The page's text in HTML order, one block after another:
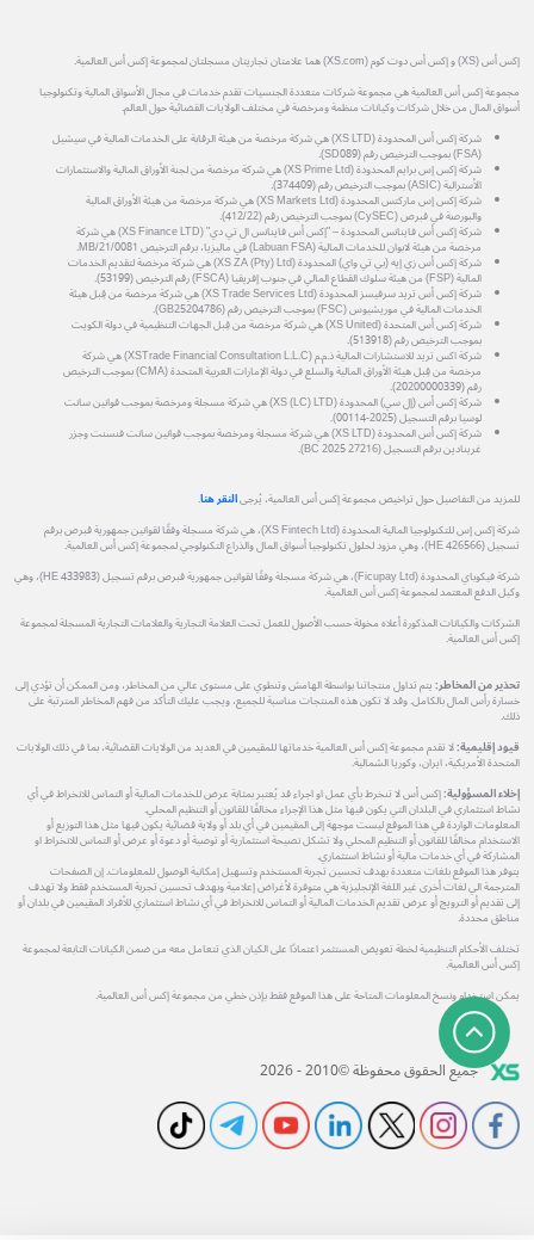
إكس أس (XS) و إكس أس دوت كوم (XS.com) هما علامتان تجاريتان مسجلتان لمجموعة إكس أس العالمية.
مجموعة إكس أس العالمية هي مجموعة شركات متعددة الجنسيات تقدم خدمات في مجال الأسواق المالية وتكنولوجيا
أسواق المال من خلال شركات وكيانات منظمة ومرخصة في مختلف الولايات القضائية حول العالم.
شركة إكس أس المحدودة (XS LTD) هي شركة مرخصة من هيئة الرقابة على الخدمات المالية في سيشيل
(FSA) بموجب الترخيص رقم (SD089).
شركة إكس إس برايم المحدودة (XS Prime Ltd) هي شركة مرخصة من لجنة الأوراق المالية والاستثمارات
الأسترالية (ASIC) بموجب الترخيص رقم (374409).
شركة إكس إس ماركتس المحدودة (XS Markets Ltd) هي شركة مرخصة من هيئة الأوراق المالية
والبورصة في قبرص (CySEC) بموجب الترخيص رقم (412/22).
شركة إكس أس فاينانس المحدودة – "إكس أس فاينانس ال تي دي" (XS Finance LTD) هي شركة
مرخصة من هيئة لابوان للخدمات المالية (Labuan FSA) في ماليزيا، برقم الترخيص MB/21/0081.
شركة إكس أس زي إيه (بي تي واي) المحدودة (XS ZA (Pty) Ltd) هي شركة مرخصة لتقديم الخدمات
المالية (FSP) من هيئة سلوك القطاع المالي في جنوب إفريقيا (FSCA) رقم الترخيص (53199).
شركة إكس أس تريد سرفيسز المحدودة (XS Trade Services Ltd) هي شركة مرخصة من قِبل هيئة
الخدمات المالية في موريشيوس (FSC) بموجب الترخيص رقم (GB25204786).
شركة إكس أس المتحدة (XS United) هي شركة مرخصة من قِبل الجهات التنظيمية في دولة الكويت
بموجب الترخيص رقم (513918).
شركة اكس تريد للاستشارات المالية ذ.م.م (XSTrade Financial Consultation L.L.C) هي شركة
مرخصة من قِبل هيئة الأوراق المالية والسلع في دولة الإمارات العربية المتحدة (CMA) بموجب الترخيص
رقم (20200000339).
شركة إكس أس (إل سي) المحدودة (XS (LC) LTD) هي شركة مسجلة ومرخصة بموجب قوانين سانت
لوسيا برقم التسجيل (2025-00114).
شركة إكس أس المحدودة (XS LTD) هي شركة مسجلة ومرخصة بموجب قوانين سانت فنسنت وجزر
غرينادين برقم التسجيل (27216 BC 2025).
للمزيد من التفاصيل حول تراخيص مجموعة إكس أس العالمية، يُرجىالنقر هنا.
شركة إكس إس للتكنولوجيا المالية المحدودة (XS Fintech Ltd)، هي شركة مسجلة وفقًا لقوانين جمهورية قبرص برقم
تسجيل (HE 426566)، وهي مزود لحلول تكنولوجيا أسواق المال والذراع التكنولوجي لمجموعة إكس أس العالمية.
شركة فيكوباي المحدودة (Ficupay Ltd)، هي شركة مسجلة وفقًا لقوانين جمهورية قبرص برقم تسجيل (HE 433983)، وهي
وكيل الدفع المعتمد لمجموعة إكس أس العالمية.
الشركات والكيانات المذكورة أعلاه مخولة حسب الأصول للعمل تحت العلامة التجارية والعلامات التجارية المسجلة لمجموعة
إكس أس العالمية.
تحذير من المخاطر:يتم تداول منتجاتنا بواسطة الهامش وتنطوي على مستوى عالي من المخاطر، ومن الممكن أن تؤدي إلى
خسارة رأس المال بالكامل. وقد لا تكون هذه المنتجات مناسبة للجميع، ويجب عليك التأكد من فهم المخاطر المترتبة على
ذلك.
قيود إقليمية:لا تقدم مجموعة إكس أس العالمية خدماتها للمقيمين في العديد من الولايات القضائية، بما في ذلك الولايات
المتحدة الأمريكية، ايران، وكوريا الشمالية.
إخلاء المسؤولية:إكس أس لا تنخرط بأي عمل او اجراء قد يُعتبر بمثابة عرض للخدمات المالية أو التماس للانخراط في أي
نشاط استثماري في البلدان التي يكون فيها مثل هذا الإجراء مخالفًا للقانون أو التنظيم المحلي.
المعلومات الواردة في هذا الموقع ليست موجهة إلى المقيمين في أي بلد أو ولاية قضائية يكون فيها مثل هذا التوزيع أو
الاستخدام مخالفًا للقانون أو التنظيم المحلي ولا تشكل نصيحة استثمارية أو توصية أو دعوة أو عرض أو التماس للانخراط او
المشاركة في أي خدمات مالية أو نشاط استثماري.
يتوفر هذا الموقع بلغات متعددة بهدف تحسين تجربة المستخدم وتسهيل إمكانية الوصول للمعلومات. إن الصفحات
المترجمة الي لغات أخرى غير اللغة الإنجليزية هي متوفرة لأغراض إعلامية وبهدف تحسين تجربة المستخدم فقط ولا تهدف
إلى تقديم أو الترويج أو عرض تقديم الخدمات المالية أو التماس للانخراط في أي نشاط استثماري للأفراد المقيمين في بلدان أو
مناطق محددة.
تختلف الأحكام التنظيمية لخطة تعويض المستثمر اعتمادًا على الكيان الذي تتعامل معه من ضمن الكيانات التابعة لمجموعة
إكس أس العالمية.
يمكن استخدام ونسخ المعلومات المتاحة على هذا الموقع فقط بإذن خطي من مجموعة إكس أس العالمية.
جميع الحقوق محفوظة ©2010 - 2026